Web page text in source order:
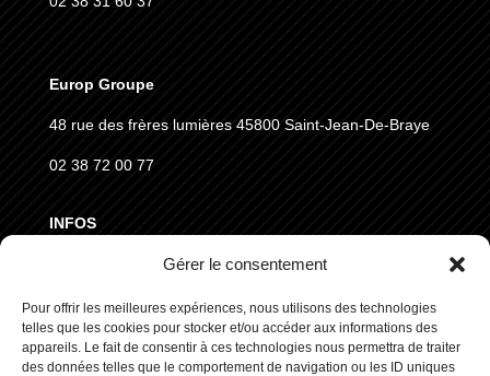
Gérer le consentement
Pour offrir les meilleures expériences, nous utilisons des technologies
telles que les cookies pour stocker et/ou accéder aux informations des
appareils. Le fait de consentir à ces technologies nous permettra de traiter
des données telles que le comportement de navigation ou les ID uniques
Europ Groupe
48 rue des frères lumières 45800 Saint-Jean-De-Braye
02 38 72 00 77
INFOS
CGVD
RGPD